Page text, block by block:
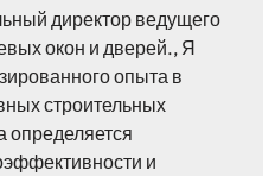
директор ведущего
окон и дверей., Я
опыта в
строительных
определяется
и